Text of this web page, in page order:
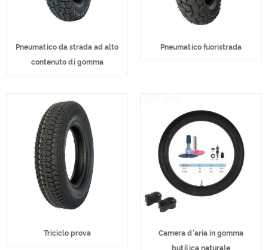
Pneumatico da strada ad alto
contenuto di gomma
Pneumatico fuoristrada
Triciclo prova
Camera d'aria in gomma
butilica naturale